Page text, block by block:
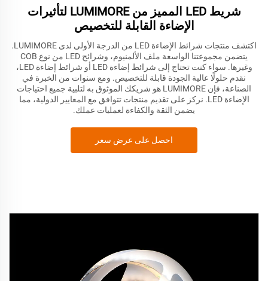
شريط LED المميز من LUMIMORE لتأثيرات
الإضاءة القابلة للتخصيص
اكتشف منتجات شرائط الإضاءة LED من الدرجة الأولى لدى LUMIMORE.
يتضمن مجموعتنا الواسعة ملف الألمنيوم، وشرائح LED من نوع COB
وغيرها. سواء كنت تحتاج إلى شرائط إضاءة LED أو شرائط إضاءة LED،
نقدم حلولًا عالية الجودة قابلة للتخصيص. ومع سنوات من الخبرة في
الصناعة، فإن LUMIMORE هو شريكك الموثوق به لتلبية جميع احتياجات
الإضاءة LED. نركز على تقديم منتجات تتوافق مع المعايير الدولية، مما
يضمن الثقة والكفاءة لعمليات عملك.
احصل على عرض سعر